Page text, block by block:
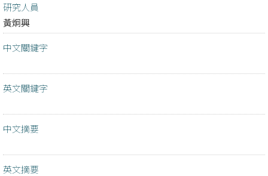
研究人員
黃炯興
中文關鍵字
英文關鍵字
中文摘要
英文摘要